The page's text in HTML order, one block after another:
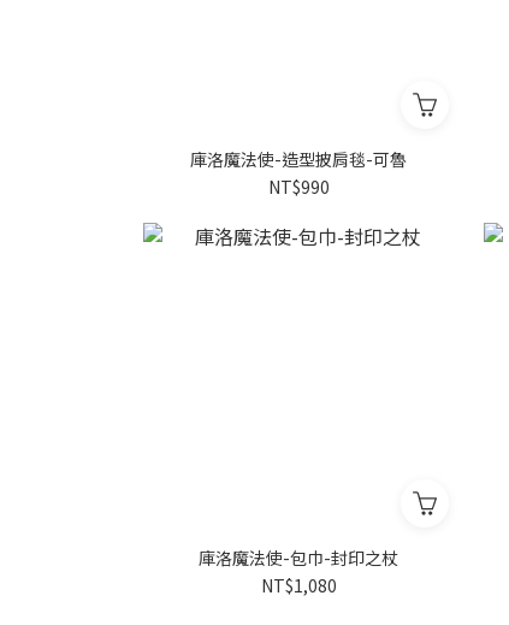
庫洛魔法使-造型披肩毯-可魯
NT$990
庫洛魔法使-包巾-封印之杖
NT$1,080